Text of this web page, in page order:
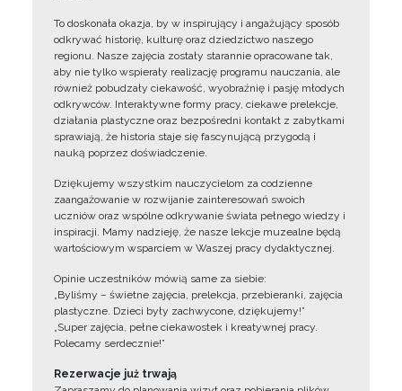
To doskonała okazja, by w inspirujący i angażujący sposób
odkrywać historię, kulturę oraz dziedzictwo naszego
regionu. Nasze zajęcia zostały starannie opracowane tak,
aby nie tylko wspierały realizację programu nauczania, ale
również pobudzały ciekawość, wyobraźnię i pasję młodych
odkrywców. Interaktywne formy pracy, ciekawe prelekcje,
działania plastyczne oraz bezpośredni kontakt z zabytkami
sprawiają, że historia staje się fascynującą przygodą i
nauką poprzez doświadczenie.
Dziękujemy wszystkim nauczycielom za codzienne
zaangażowanie w rozwijanie zainteresowań swoich
uczniów oraz wspólne odkrywanie świata pełnego wiedzy i
inspiracji. Mamy nadzieję, że nasze lekcje muzealne będą
wartościowym wsparciem w Waszej pracy dydaktycznej.
Opinie uczestników mówią same za siebie:
„Byliśmy – świetne zajęcia, prelekcja, przebieranki, zajęcia
plastyczne. Dzieci były zachwycone, dziękujemy!”
„Super zajęcia, pełne ciekawostek i kreatywnej pracy.
Polecamy serdecznie!”
Rezerwacje już trwają